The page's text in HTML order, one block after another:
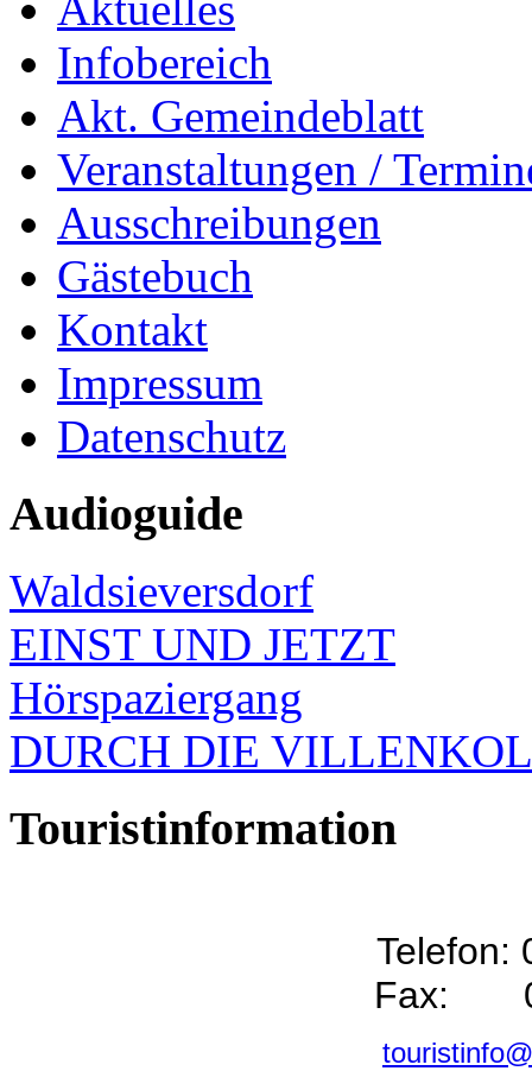
Infobereich
Akt. Gemeindeblatt
Veranstaltungen /
Ausschreibungen
Gästebuch
Kontakt
Impressum
Datenschutz
Audioguide
Waldsieversdorf
EINST UND JETZT
Hörspaziergang
DURCH DIE
Touristinformation
Telefon:
Fax: